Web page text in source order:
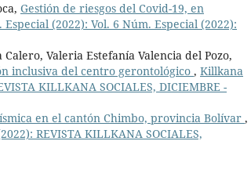
Gestión de riesgos del Covid-19, en
(2022): Vol. 6 Núm. Especial (2022):
Valeria Estefanía Valencia del Pozo,
inclusiva del centro gerontológico , Killkana
KILLKANA SOCIALES, DICIEMBRE -
en el cantón Chimbo, provincia Bolívar ,
REVISTA KILLKANA SOCIALES,